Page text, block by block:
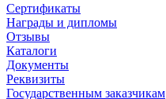
Сертификаты
Награды и дипломы
Отзывы
Каталоги
Документы
Реквизиты
Государственным заказчикам